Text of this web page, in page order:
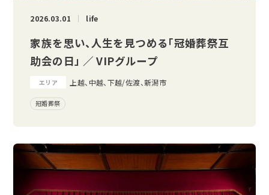
2026.03.01 life
家族を思い、人生を見つめる「冠婚葬祭互
助会の日」 ／ VIPグループ
エリア 上越、中越、下越/佐渡、新潟市
冠婚葬祭